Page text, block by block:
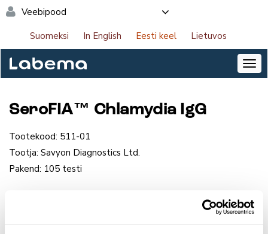
Suomeksi In English Eesti keel Lietuvos
Veebipood
SeroFIA™ Chlamydia IgG
Tootekood: 511-01
Tootja: Savyon Diagnostics Ltd.
Pakend: 105 testi
NB! Saate tellida tooteid veebipoes. Logige sisse
lehe paremas ülanurgas.